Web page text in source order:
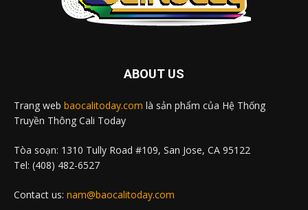
ABOUT US
Trang web baocalitoday.com là sản phẩm của Hệ Thống
Truyền Thông Cali Today
Tòa soạn: 1310 Tully Road #109, San Jose, CA 95122
Tel: (408) 482-6527
Contact us: nam@baocalitoday.com